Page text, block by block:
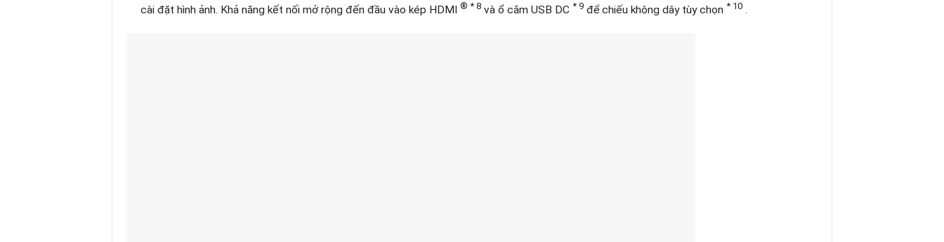
cài đặt hình ảnh. Khả năng kết nối mở rộng đến đầu vào kép HDMI®* 8 và ổ cắm USB DC * 9 để chiếu không dây tùy chọn * 10 .